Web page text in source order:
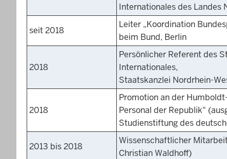
Internationales des Landes
seit 2018
Leiter „Koordination
beim Bund, Berlin
2018
Persönlicher Referent des
Internationales,
Staatskanzlei Nordrhein-
2018
Promotion an der
Personal der Republik"
Studienstiftung des
2013 bis 2018
Wissenschaftlicher
Christian Waldhoff)